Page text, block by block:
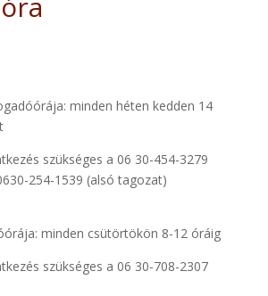
minden héten kedden 14
szükséges a 06 30-454-3279
254-1539 (alsó tagozat)
minden csütörtökön 8-12 óráig
szükséges a 06 30-708-2307